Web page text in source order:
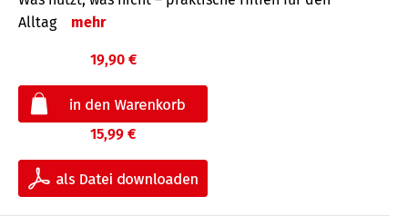
Alltag
mehr
19,90 €
15,99 €